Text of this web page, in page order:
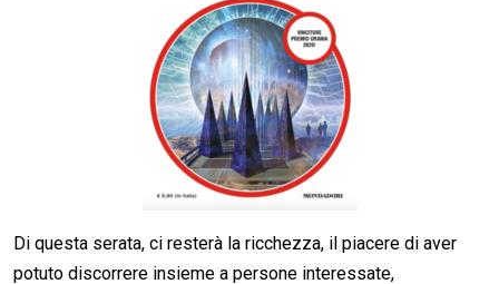
Di questa serata, ci resterà la ricchezza, il piacere di aver
potuto discorrere insieme a persone interessate,